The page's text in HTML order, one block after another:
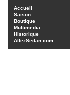
Accueil
Saison
Boutique
Multimedia
Historique
AllezSedan.com